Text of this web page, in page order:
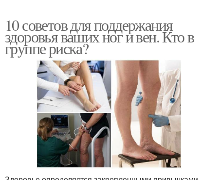
10 советов для поддержания
здоровья ваших ног и вен. Кто в
группе риска?